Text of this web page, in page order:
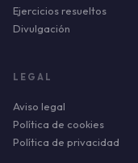
Ejercicios resueltos
Divulgación
LEGAL
Aviso legal
Política de cookies
Política de privacidad